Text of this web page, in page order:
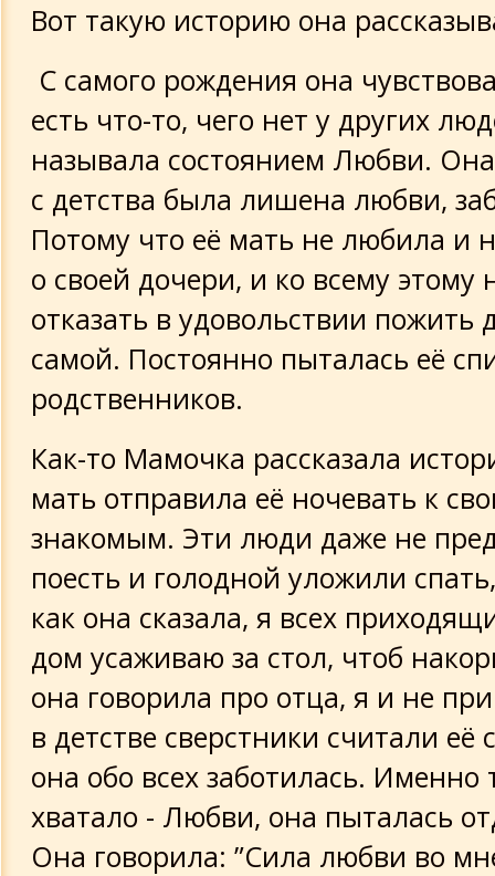
Вот такую историю она
С самого рождения она
есть что-то, чего нет у других
называла состоянием Любви.
с детства была лишена любви,
Потому что её мать не любила и
о своей дочери, и ко всему этому
отказать в удовольствии пожить
самой. Постоянно пыталась её
родственников.
Как-то Мамочка рассказала
мать отправила её ночевать к
знакомым. Эти люди даже не
поесть и голодной уложили
как она сказала, я всех
дом усаживаю за стол, чтоб
она говорила про отца, я и не
в детстве сверстники считали её
она обо всех заботилась. Именно
хватало - Любви, она пыталась
Она говорила: ”Сила любви во